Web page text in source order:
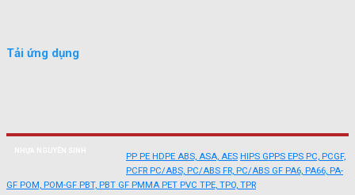
Tải ứng dụng
PP PE HDPE ABS, ASA, AES HIPS GPPS EPS PC, PCGF,
PCFR PC/ABS, PC/ABS FR, PC/ABS GF PA6, PA66, PA-
GF POM, POM-GF PBT, PBT GF PMMA PET PVC TPE, TPO, TPR